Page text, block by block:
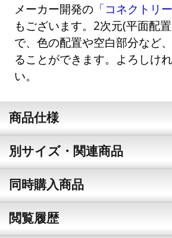
メーカー開発の 「コネクトリ
もございます。2次元(平面配
で、色の配置や空白部分など
ることができます。よろしけ
い。
商品仕様
別サイズ・関連商品
同時購入商品
閲覧履歴